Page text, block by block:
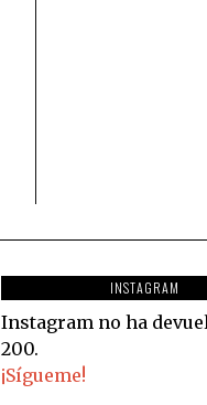
INSTAGRAM
Instagram no ha
200.
¡Sígueme!